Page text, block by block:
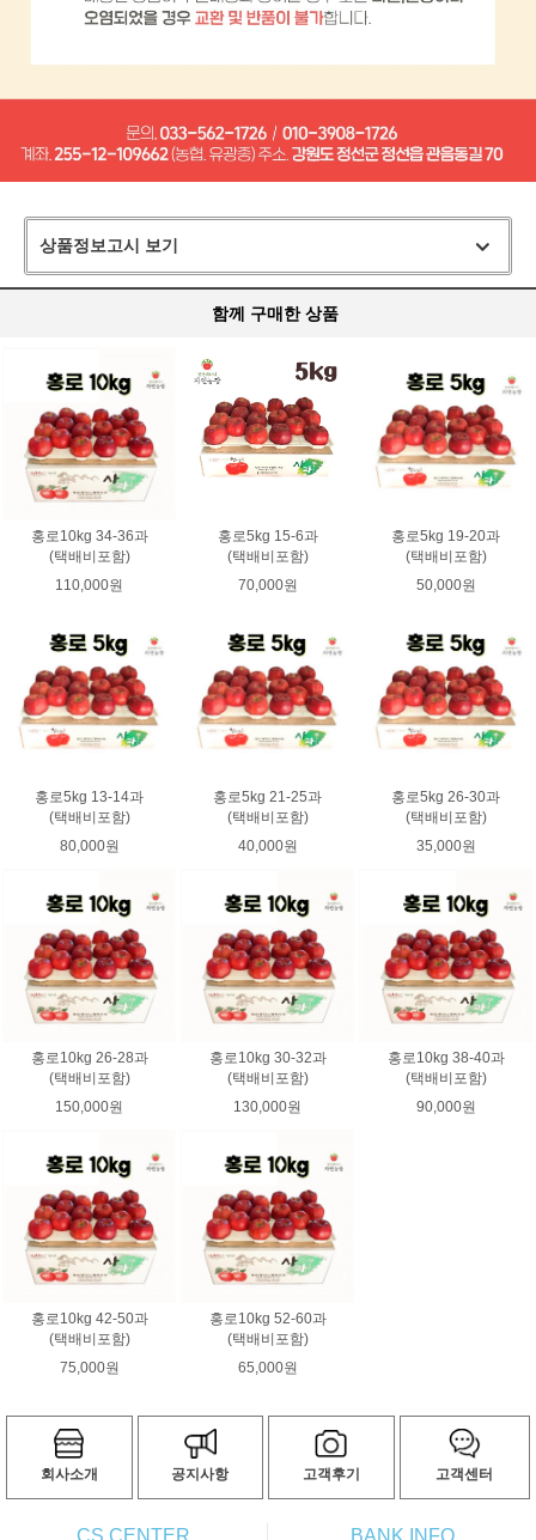
상품정보고시 보기
함께 구매한 상품
홍로10kg 34-36과
(택배비포함)
110,000원
홍로5kg 15-6과
(택배비포함)
70,000원
홍로5kg 19-20과
(택배비포함)
50,000원
홍로5kg 13-14과
(택배비포함)
80,000원
홍로5kg 21-25과
(택배비포함)
40,000원
홍로5kg 26-30과
(택배비포함)
35,000원
홍로10kg 26-28과
(택배비포함)
150,000원
홍로10kg 30-32과
(택배비포함)
130,000원
홍로10kg 38-40과
(택배비포함)
90,000원
홍로10kg 42-50과
(택배비포함)
75,000원
홍로10kg 52-60과
(택배비포함)
65,000원
회사소개 공지사항 고객후기 고객센터
CS CENTER BANK INFO